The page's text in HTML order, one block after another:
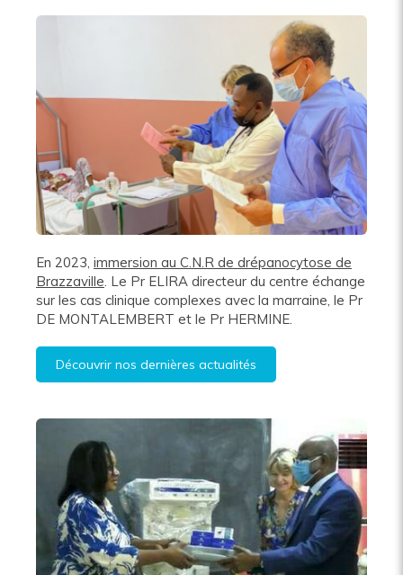
En 2023, immersion au C.N.R de drépanocytose de
Brazzaville. Le Pr ELIRA directeur du centre échange
sur les cas clinique complexes avec la marraine, le Pr
DE MONTALEMBERT et le Pr HERMINE.
Découvrir nos dernières actualités